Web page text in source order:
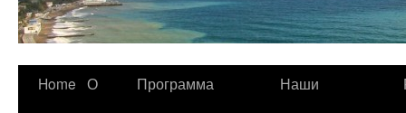
Home О
Программа
Наши